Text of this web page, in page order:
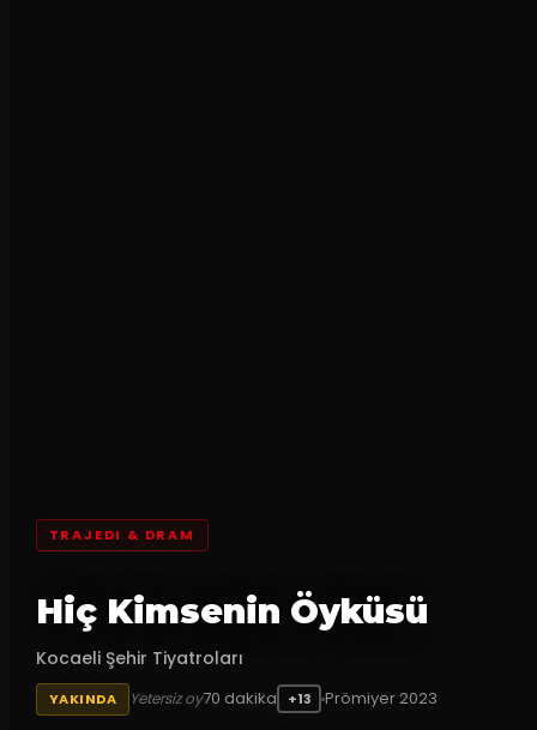
TRAJEDI & DRAM
Hiç Kimsenin Öyküsü
Kocaeli Şehir Tiyatroları
YAKINDA Yetersiz oy70 dakika +13 Prömiyer 2023